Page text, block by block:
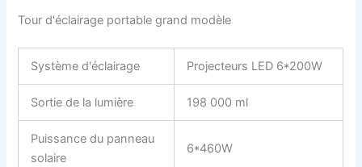
Tour d'éclairage portable grand modèle
Système d'éclairage Projecteurs LED 6*200W
Sortie de la lumière 198 000 ml
Puissance du panneau
solaire
6*460W